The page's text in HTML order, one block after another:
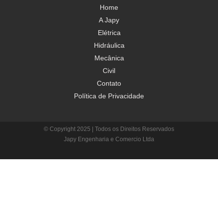
Home
A Japy
Elétrica
Hidráulica
Mecânica
Civil
Contato
Política de Privacidade
© Copyright 2025 | Todos os Direitos Reservados
Japy Engenharia e Comercio Ltda